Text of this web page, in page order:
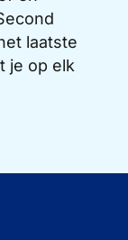
laatste
je op elk